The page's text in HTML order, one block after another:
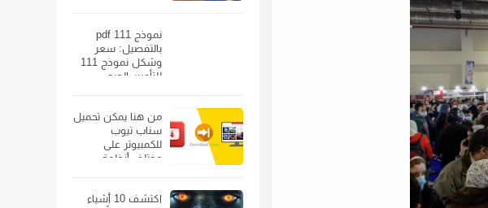
نموذج 111 pdf
بالتفصيل: سعر
وشكل نموذج 111
للتأمين الصحي
من هنا يمكن تحميل
سناب تيوب
للكمبيوتر على
مختلف أنظمة
اكتشف 10 أشياء